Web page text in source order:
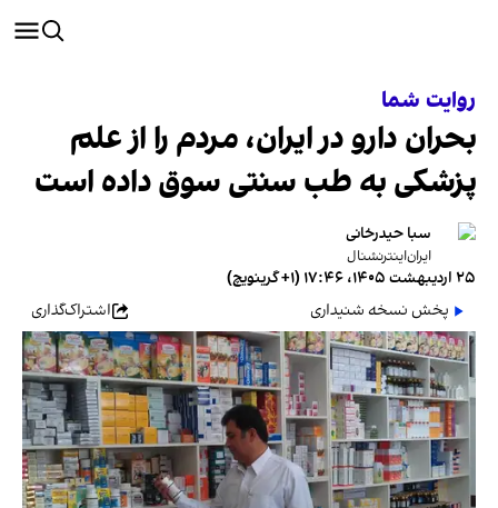
روایت شما
بحران دارو در ایران، مردم را از علم
پزشکی به طب سنتی سوق داده است
سبا حیدرخانی
ایران‌اینترنشنال
۲۵ اردیبهشت ۱۴۰۵، ۱۷:۴۶ (‎+۱ گرینویچ)
پخش نسخه شنیداری
اشتراک‌گذاری